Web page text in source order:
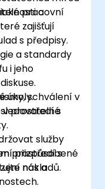
a
pracovní
zajišťují
s předpisy.
a standardy
i jeho
schválení v
sledovatelné
služby
prostředí s
nákladů.
úkoly.
prostředí s
přizpůsobené
nás a